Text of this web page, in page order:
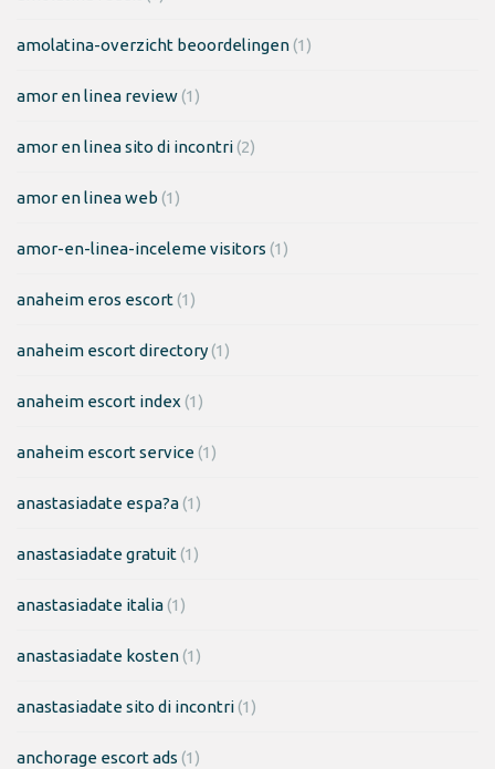
amolatina-overzicht beoordelingen(1)
amor en linea review(1)
amor en linea sito di incontri(2)
amor en linea web (1)
amor-en-linea-inceleme visitors (1)
anaheim eros escort(1)
anaheim escort directory(1)
anaheim escort index (1)
anaheim escort service(1)
anastasiadate espa?a(1)
anastasiadate gratuit(1)
anastasiadate italia(1)
anastasiadate kosten(1)
anastasiadate sito di incontri(1)
anchorage escort ads (1)